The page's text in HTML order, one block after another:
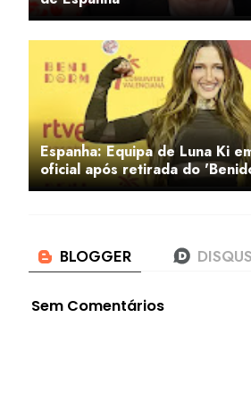
Espanha: Equipa de Luna Ki
oficial após retirada do
Sem Comentários